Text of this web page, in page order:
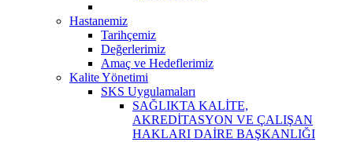
Hastanemiz
Tarihçemiz
Değerlerimiz
Amaç ve Hedeflerimiz
Kalite Yönetimi
SKS Uygulamaları
SAĞLIKTA KALİTE,
AKREDİTASYON VE ÇALIŞAN
HAKLARI DAİRE BAŞKANLIĞI